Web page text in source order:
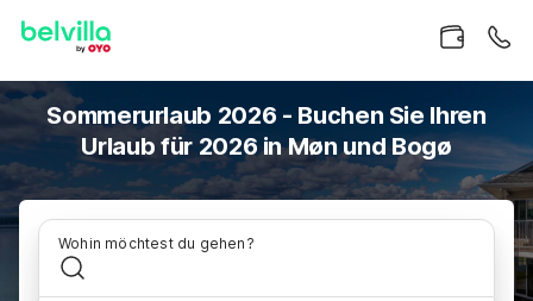
Sommerurlaub 2026 - Buchen Sie Ihren
Urlaub für 2026 in Møn und Bogø
Wohin möchtest du gehen?